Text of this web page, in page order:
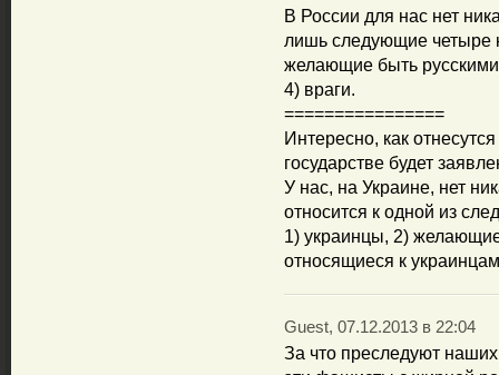
В России для нас нет
лишь следующие четыре
желающие быть
4) враги.
================
Интересно, как
государстве будет
У нас, на Украине, нет
относится к одной из
1) украинцы, 2)
относящиеся к
Guest, 07.12.2013 в 22:04
За что преследуют